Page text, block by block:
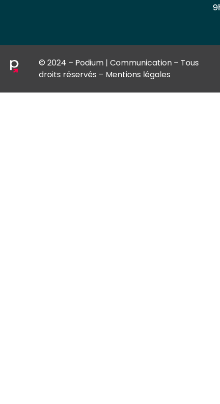
© 2024 – Podium | Communication – Tous
droits réservés – Mentions légales